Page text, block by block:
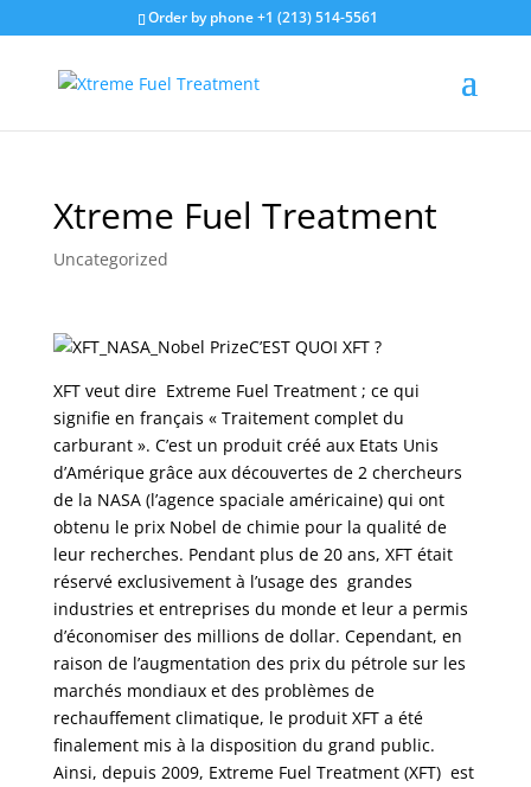
Order by phone +1 (213) 514-5561
Xtreme Fuel Treatment
Uncategorized
C’EST QUOI XFT ?
XFT veut dire Extreme Fuel Treatment ; ce qui
signifie en français « Traitement complet du
carburant ». C’est un produit créé aux Etats Unis
d’Amérique grâce aux découvertes de 2 chercheurs
de la NASA (l’agence spaciale américaine) qui ont
obtenu le prix Nobel de chimie pour la qualité de
leur recherches. Pendant plus de 20 ans, XFT était
réservé exclusivement à l’usage des grandes
industries et entreprises du monde et leur a permis
d’économiser des millions de dollar. Cependant, en
raison de l’augmentation des prix du pétrole sur les
marchés mondiaux et des problèmes de
rechauffement climatique, le produit XFT a été
finalement mis à la disposition du grand public.
Ainsi, depuis 2009, Extreme Fuel Treatment (XFT) est